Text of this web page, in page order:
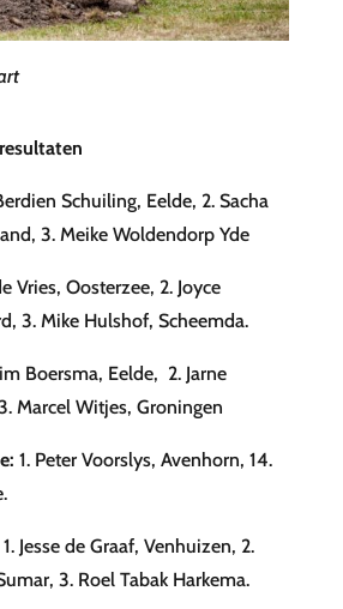
Schuiling, Eelde, 2. Sacha
3. Meike Woldendorp Yde
Vries, Oosterzee, 2. Joyce
3. Mike Hulshof, Scheemda.
Boersma, Eelde, 2. Jarne
Marcel Witjes, Groningen
1. Peter Voorslys, Avenhorn, 14.
1. Jesse de Graaf, Venhuizen, 2.
3. Roel Tabak Harkema.